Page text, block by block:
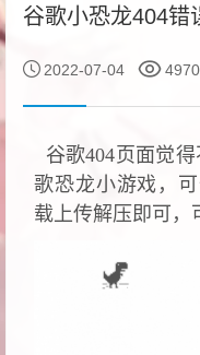
谷歌小恐龙404错
2022-07-04
谷歌404页面觉
歌恐龙小游戏，
载上传解压即可，